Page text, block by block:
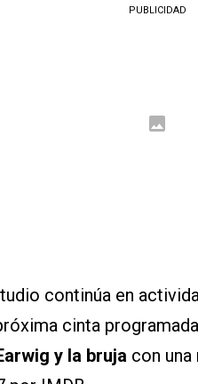
PUBLICIDAD
continúa en
cinta
y la bruja con